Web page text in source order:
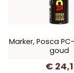
Marker, Posca
goud
€ 24,1